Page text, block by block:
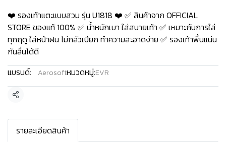
❤️ รองเท้าแตะแบบสวม รุ่น U1818 ❤️ ✅ สินค้าจาก OFFICIAL
STORE ของแท้ 100% ✅ น้ำหนักเบา ใส่สบายเท้า ✅ เหมาะกับการใส่
ทุกฤดู ใส่หน้าฝน ไม่กลัวเปียก ทำความสะอาดง่าย ✅ รองเท้าพื้นแน่น
กันลื่นได้ดี
แบรนด์:
Aerosoftหมวดหมู่:EVR
แชร์
รายละเอียดสินค้า